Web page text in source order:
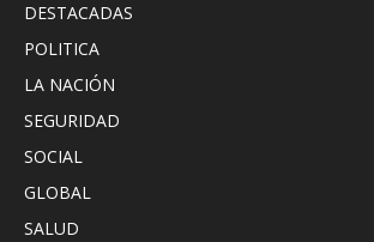
DESTACADAS
POLITICA
LA NACIÓN
SEGURIDAD
SOCIAL
GLOBAL
SALUD